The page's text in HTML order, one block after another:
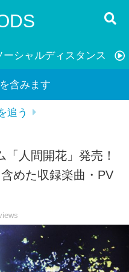
ーシャルディスタンス
含みます
追う
人間開花」発売！
めた収録楽曲・PV